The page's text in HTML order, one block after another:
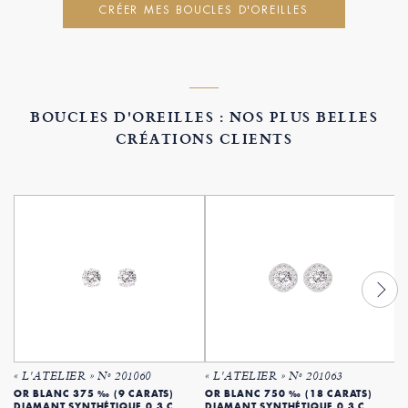
CRÉER MES BOUCLES D'OREILLES
BOUCLES D'OREILLES : NOS PLUS BELLES
CRÉATIONS CLIENTS
« L'ATELIER » Nº 201060
OR BLANC 375 ‰ (9 CARATS)
« L'ATELIER » Nº 201063
OR BLANC 750 ‰ (18 CARATS)